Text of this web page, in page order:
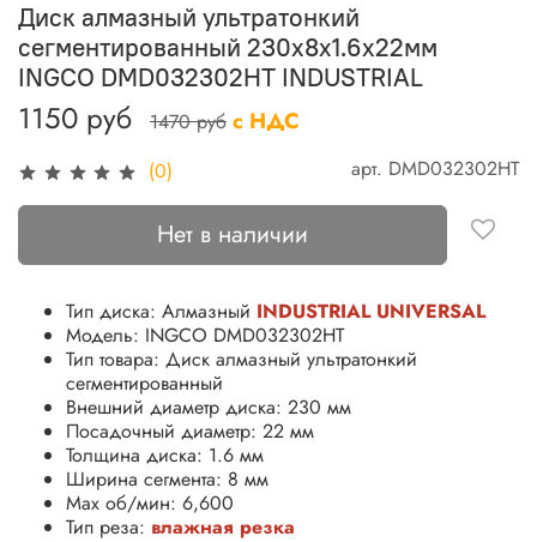
(0) арт. DMD032302HT
Диск алмазный ультратонкий
сегментированный 230х8х1.6х22мм
INGCO DMD032302HT INDUSTRIAL
1150 руб 1470 руб с НДС
Нет в наличии
Тип диска: Алмазный INDUSTRIAL UNIVERSAL
Модель: INGCO DMD032302HT
Тип товара: Диск алмазный ультратонкий
сегментированный
Внешний диаметр диска: 230 мм
Посадочный диаметр: 22 мм
Толщина диска: 1.6 мм
Ширина сегмента: 8 мм
Max об/мин: 6,600
Тип реза: влажная резка